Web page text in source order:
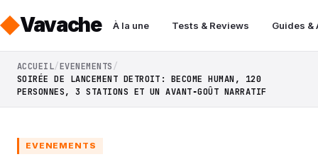
Vavache À la une Tests & Reviews Guides &
ACCUEIL EVENEMENTS
SOIRÉE DE LANCEMENT DETROIT: BECOME HUMAN, 120
PERSONNES, 3 STATIONS ET UN AVANT‑GOÛT NARRATIF
EVENEMENTS